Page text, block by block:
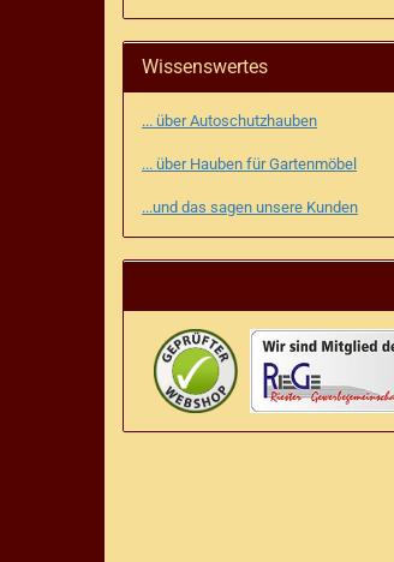
Wissenswertes
... über Autoschutzhauben
... über Hauben für Gartenmöbel
...und das sagen unsere Kunden